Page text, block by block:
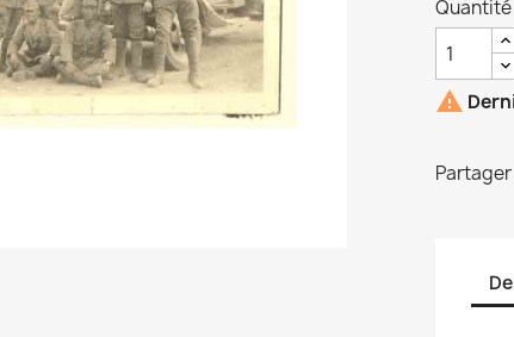
Quantité

Partager